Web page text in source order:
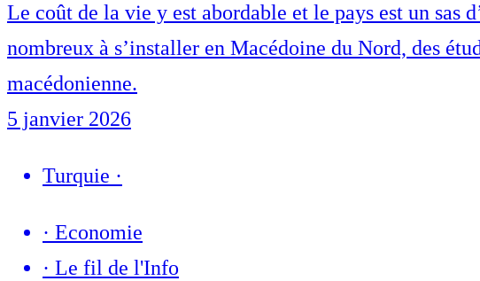
Le coût de la vie y est abordable et le pays est un sas
nombreux à s’installer en Macédoine du Nord, des
macédonienne.
5 janvier 2026
Turquie ·
· Economie
· Le fil de l'Info